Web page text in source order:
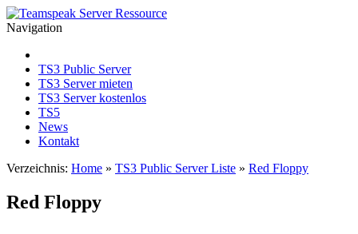
Navigation
TS3 Public Server
TS3 Server mieten
TS3 Server kostenlos
TS5
News
Kontakt
Verzeichnis: Home » TS3 Public Server Liste » Red Floppy
Red Floppy